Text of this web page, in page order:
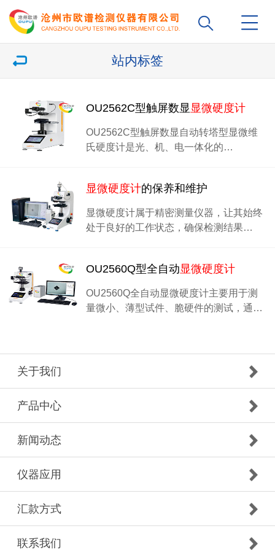
站内标签
OU2562C型触屏数显 显微硬度计
OU2562C型触屏数显自动转塔型显微维
氏硬度计是光、机、电一体化的…
显微硬度计的保养和维护
显微硬度计属于精密测量仪器，让其始终
处于良好的工作状态，确保检测结果…
OU2560Q型全自动显微硬度计
OU2560Q全自动显微硬度计主要用于测
量微小、薄型试件、脆硬件的测试，通…
关于我们
产品中心
新闻动态
仪器应用
汇款方式
联系我们